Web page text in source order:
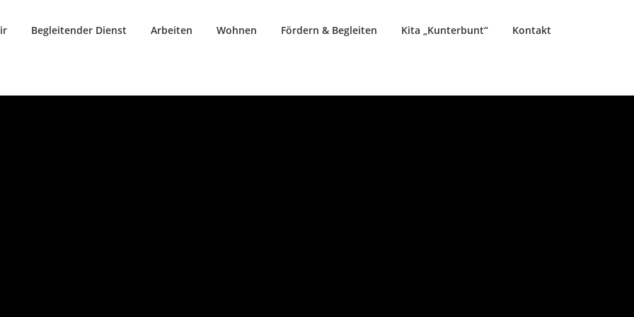
Begleitender Dienst Arbeiten Wohnen Fördern & Begleiten Kita „Kunterbunt“ Kontakt